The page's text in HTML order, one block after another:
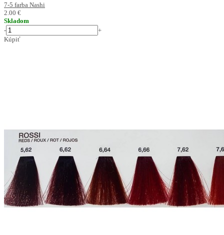
7-5 farba Nashi
2.00 €
Skladom
-
+
Kúpiť